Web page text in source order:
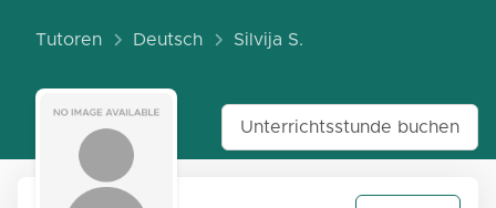
Tutoren Deutsch Silvija S.
Unterrichtsstunde buchen